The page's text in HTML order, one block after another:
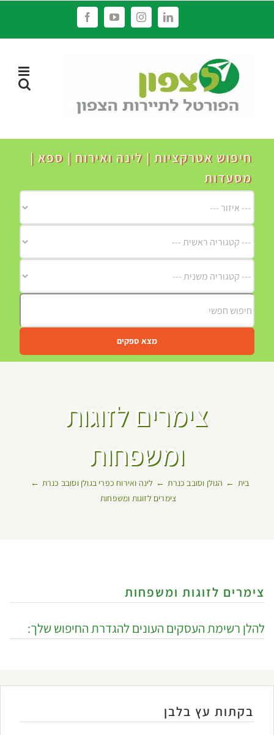
LinkedIn
Instagram
YouTube
Facebook
חיפוש אטרקציות | לינה ואירוח | ספא |
מסעדות
מצא ספקים
צימרים לזוגות
ומשפחות
בית הגולן וסובב כנרת
לינה ואירוח כפרי בגולן וסובב כנרת
צימרים לזוגות ומשפחות
צימרים לזוגות ומשפחות
להלן רשימת העסקים העונים להגדרת החיפוש שלך:
בקתות עץ בלבן